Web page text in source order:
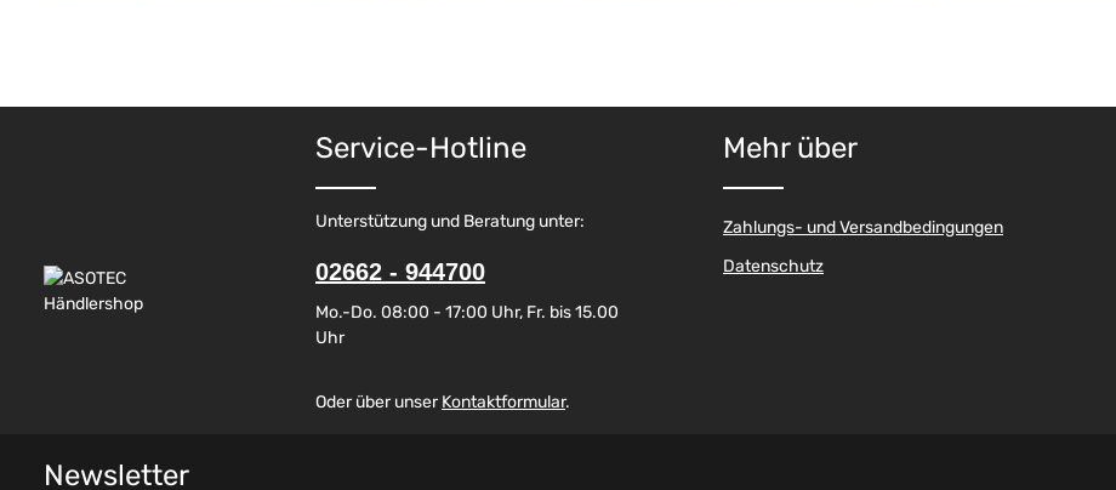
Service-Hotline
Unterstützung und Beratung unter:
02662 - 944700
Mo.-Do. 08:00 - 17:00 Uhr, Fr. bis 15.00
Uhr
Oder über unserKontaktformular.
Mehr über
Zahlungs- und Versandbedingungen
Datenschutz
Newsletter